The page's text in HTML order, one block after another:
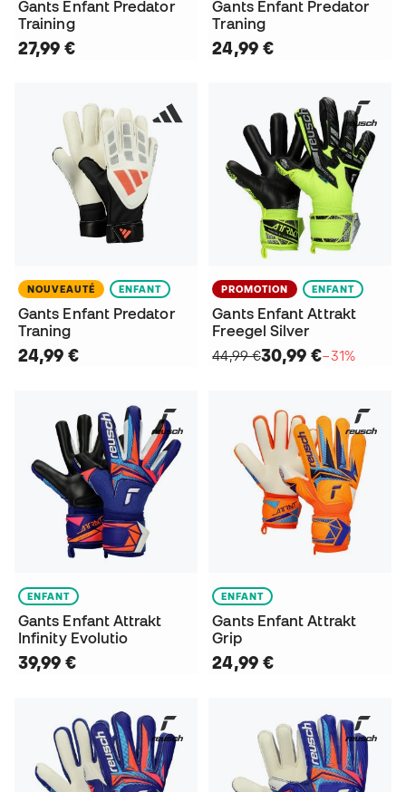
Gants Enfant Predator
Training
27,99 €
Gants Enfant Predator
Traning
24,99 €
NOUVEAUTÉ ENFANT
Gants Enfant Predator
Traning
24,99 €
PROMOTION ENFANT
Gants Enfant Attrakt
Freegel Silver
44,99 €30,99 €−31%
ENFANT
Gants Enfant Attrakt
Infinity Evolutio
39,99 €
ENFANT
Gants Enfant Attrakt
Grip
24,99 €